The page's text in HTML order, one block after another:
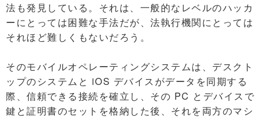
法も発見している。それは、一般的なレベルのハッカ
ーにとっては困難な手法だが、法執行機関にとっては
それほど難しくもないだろう。
そのモバイルオペレーティングシステムは、デスクト
ップのシステムと iOS デバイスがデータを同期する
際、信頼できる接続を確立し、その PC とデバイスで
鍵と証明書のセットを格納した後、それを両方のマシ